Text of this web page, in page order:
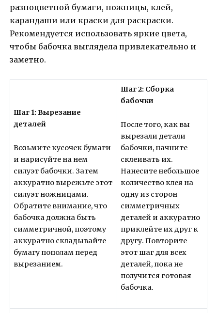
разноцветной бумаги, ножницы, клей,
карандаши или краски для раскраски.
Рекомендуется использовать яркие цвета,
чтобы бабочка выглядела привлекательно и
заметно.
Шаг 1: Вырезание
деталей
Возьмите кусочек бумаги
и нарисуйте на нем
силуэт бабочки. Затем
аккуратно вырежьте этот
силуэт ножницами.
Обратите внимание, что
бабочка должна быть
симметричной, поэтому
аккуратно складывайте
бумагу пополам перед
вырезанием.
Шаг 2: Сборка
бабочки
После того, как вы
вырезали детали
бабочки, начните
склеивать их.
Нанесите небольшое
количество клея на
одну из сторон
симметричных
деталей и аккуратно
приклейте их друг к
другу. Повторите
этот шаг для всех
деталей, пока не
получится готовая
бабочка.